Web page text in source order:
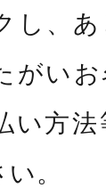
し、
がい
い方法
。